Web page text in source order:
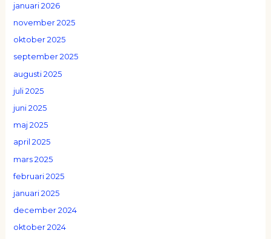
januari 2026
november 2025
oktober 2025
september 2025
augusti 2025
juli 2025
juni 2025
maj 2025
april 2025
mars 2025
februari 2025
januari 2025
december 2024
oktober 2024